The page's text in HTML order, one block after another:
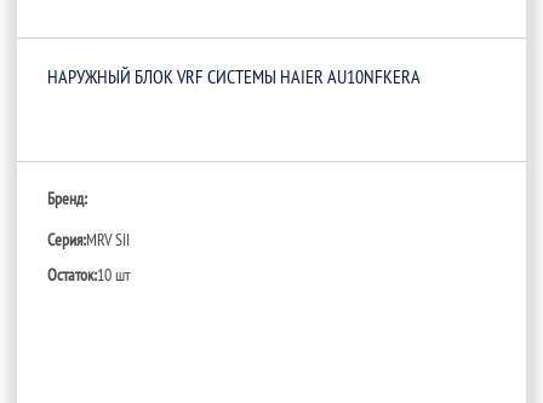
НАРУЖНЫЙ БЛОК VRF СИСТЕМЫ HAIER AU10NFKERA
Бренд:
Серия:MRV SII
Остаток:10 шт